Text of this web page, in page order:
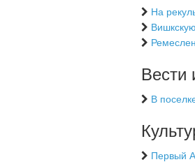
На
Вести
В
Первый